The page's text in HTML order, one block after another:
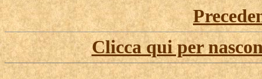
Clicca qui per